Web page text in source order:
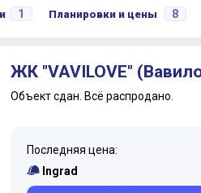
1 Планировки и цены 8
ЖК "VAVILOVE"
Объект сдан. Всё распродано.
Последняя цена:
Ingrad